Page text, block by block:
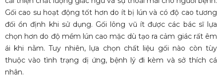
Gối cao su hoạt động tốt hơn do ít bị lún và có độ cao tương
đối ổn định khi sử dụng. Gối lông vũ ít được các bác sĩ lựa
chọn hơn do độ mềm lún cao mặc dù tạo ra cảm giác rất êm
ái khi nằm. Tuy nhiên, lựa chọn chất liệu gối nào còn tùy
thuộc vào tình trạng dị ứng, bệnh lý đi kèm và sở thích cá
nhân.